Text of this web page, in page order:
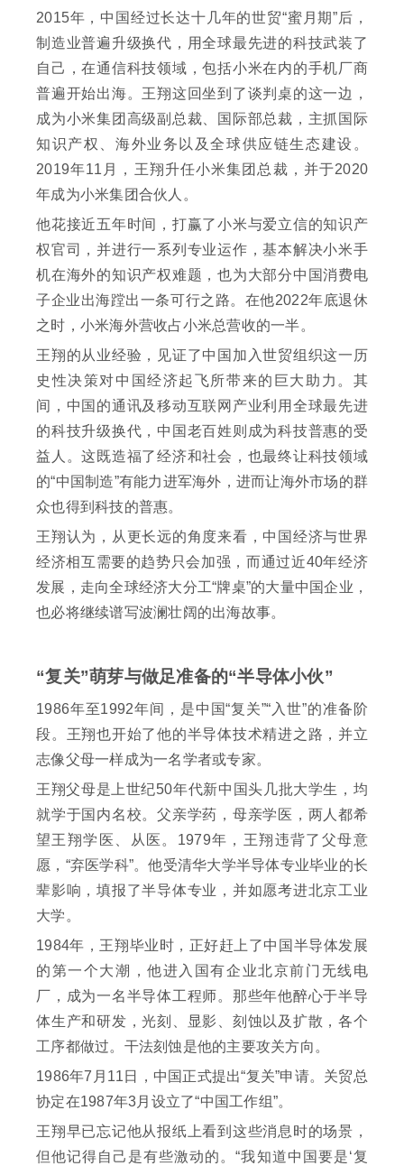
2015年，中国经过长达十几年的世贸“蜜月期”后，
制造业普遍升级换代，用全球最先进的科技武装了
自己，在通信科技领域，包括小米在内的手机厂商
普遍开始出海。王翔这回坐到了谈判桌的这一边，
成为小米集团高级副总裁、国际部总裁，主抓国际
知识产权、海外业务以及全球供应链生态建设。
2019年11月，王翔升任小米集团总裁，并于2020
年成为小米集团合伙人。
他花接近五年时间，打赢了小米与爱立信的知识产
权官司，并进行一系列专业运作，基本解决小米手
机在海外的知识产权难题，也为大部分中国消费电
子企业出海蹚出一条可行之路。在他2022年底退休
之时，小米海外营收占小米总营收的一半。
王翔的从业经验，见证了中国加入世贸组织这一历
史性决策对中国经济起飞所带来的巨大助力。其
间，中国的通讯及移动互联网产业利用全球最先进
的科技升级换代，中国老百姓则成为科技普惠的受
益人。这既造福了经济和社会，也最终让科技领域
的“中国制造”有能力进军海外，进而让海外市场的群
众也得到科技的普惠。
王翔认为，从更长远的角度来看，中国经济与世界
经济相互需要的趋势只会加强，而通过近40年经济
发展，走向全球经济大分工“牌桌”的大量中国企业，
也必将继续谱写波澜壮阔的出海故事。
“复关”萌芽与做足准备的“半导体小伙”
1986年至1992年间，是中国“复关”“入世”的准备阶
段。王翔也开始了他的半导体技术精进之路，并立
志像父母一样成为一名学者或专家。
王翔父母是上世纪50年代新中国头几批大学生，均
就学于国内名校。父亲学药，母亲学医，两人都希
望王翔学医、从医。1979年，王翔违背了父母意
愿，“弃医学科”。他受清华大学半导体专业毕业的长
辈影响，填报了半导体专业，并如愿考进北京工业
大学。
1984年，王翔毕业时，正好赶上了中国半导体发展
的第一个大潮，他进入国有企业北京前门无线电
厂，成为一名半导体工程师。那些年他醉心于半导
体生产和研发，光刻、显影、刻蚀以及扩散，各个
工序都做过。干法刻蚀是他的主要攻关方向。
1986年7月11日，中国正式提出“复关”申请。关贸总
协定在1987年3月设立了“中国工作组”。
王翔早已忘记他从报纸上看到这些消息时的场景，
但他记得自己是有些激动的。“我知道中国要是‘复